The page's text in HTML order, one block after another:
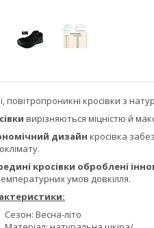
повітропроникні кросівки з
вирізняються міцністю й
дизайн кросівка
кросівки оброблені
умов довкілля.
Сезон: Весна-літо